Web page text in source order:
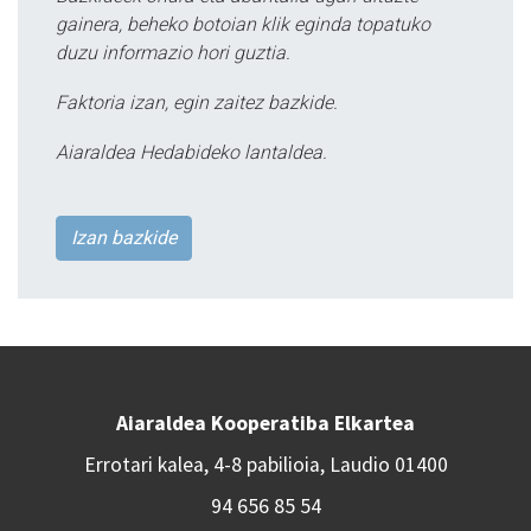
gainera, beheko botoian klik eginda topatuko
duzu informazio hori guztia.
Faktoria izan, egin zaitez bazkide.
Aiaraldea Hedabideko lantaldea.
Izan bazkide
Aiaraldea Kooperatiba Elkartea
Errotari kalea, 4-8 pabilioia, Laudio 01400
94 656 85 54